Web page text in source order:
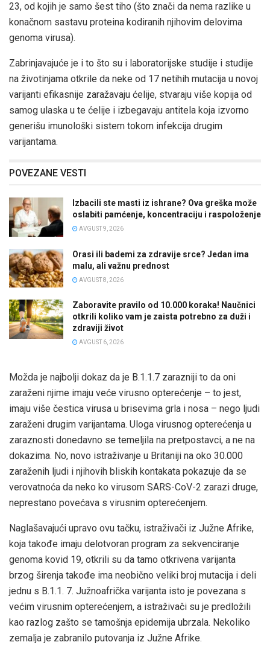
23, od kojih je samo šest tiho (što znači da nema razlike u
konačnom sastavu proteina kodiranih njihovim delovima
genoma virusa).
Zabrinjavajuće je i to što su i laboratorijske studije i studije
na životinjama otkrile da neke od 17 netihih mutacija u novoj
varijanti efikasnije zaražavaju ćelije, stvaraju više kopija od
samog ulaska u te ćelije i izbegavaju antitela koja izvorno
generišu imunološki sistem tokom infekcija drugim
varijantama.
POVEZANE VESTI
Izbacili ste masti iz ishrane? Ova greška može
oslabiti pamćenje, koncentraciju i raspoloženje
AVGUST 9, 2026
Orasi ili bademi za zdravije srce? Jedan ima
malu, ali važnu prednost
AVGUST 8, 2026
Zaboravite pravilo od 10.000 koraka! Naučnici
otkrili koliko vam je zaista potrebno za duži i
zdraviji život
AVGUST 6, 2026
Možda je najbolji dokaz da je B.1.1.7 zarazniji to da oni
zaraženi njime imaju veće virusno opterećenje – to jest,
imaju više čestica virusa u brisevima grla i nosa – nego ljudi
zaraženi drugim varijantama. Uloga virusnog opterećenja u
zaraznosti donedavno se temeljila na pretpostavci, a ne na
dokazima. No, novo istraživanje u Britaniji na oko 30.000
zaraženih ljudi i njihovih bliskih kontakata pokazuje da se
verovatnoća da neko ko virusom SARS-CoV-2 zarazi druge,
neprestano povećava s virusnim opterećenjem.
Naglašavajući upravo ovu tačku, istraživači iz Južne Afrike,
koja takođe imaju delotvoran program za sekvenciranje
genoma kovid 19, otkrili su da tamo otkrivena varijanta
brzog širenja takođe ima neobično veliki broj mutacija i deli
jednu s B.1.1. 7. Južnoafrička varijanta isto je povezana s
većim virusnim opterećenjem, a istraživači su je predložili
kao razlog zašto se tamošnja epidemija ubrzala. Nekoliko
zemalja je zabranilo putovanja iz Južne Afrike.